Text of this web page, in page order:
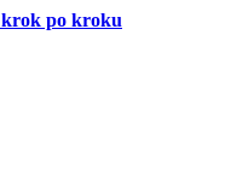
krok po kroku